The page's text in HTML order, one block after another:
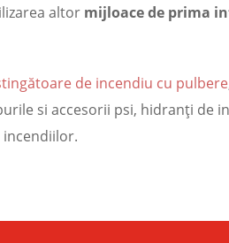
altor mijloace de prima
de incendiu cu pulbere
si accesorii psi, hidranţi de